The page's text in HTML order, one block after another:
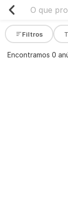
Filtros
Encontramos 0